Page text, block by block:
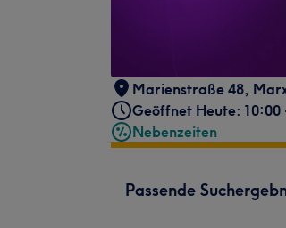
Marienstraße 48,
Geöffnet Heute: 10:00 -
Nebenzeiten
Passende